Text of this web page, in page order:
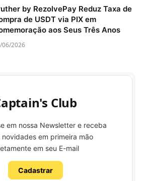
by RezolvePay Reduz Taxa de
de USDT via PIX em
aos Seus Três Anos
06/2026
Club
em nossa Newsletter e receba
novidades em primeira mão
em seu E-mail
Cadastrar